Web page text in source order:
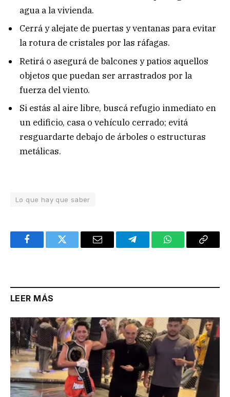
agua a la vivienda.
Cerrá y alejate de puertas y ventanas para evitar
la rotura de cristales por las ráfagas.
Retirá o asegurá de balcones y patios aquellos
objetos que puedan ser arrastrados por la
fuerza del viento.
Si estás al aire libre, buscá refugio inmediato en
un edificio, casa o vehículo cerrado; evitá
resguardarte debajo de árboles o estructuras
metálicas.
Lo que hay que saber
FacebookTwitter Email TelegramWhatsAppCopy
LEER MÁS